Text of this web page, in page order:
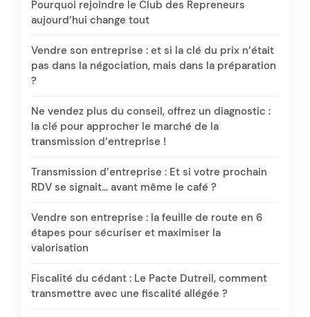
Pourquoi rejoindre le Club des Repreneurs
aujourd’hui change tout
Vendre son entreprise : et si la clé du prix n’était
pas dans la négociation, mais dans la préparation
?
Ne vendez plus du conseil, offrez un diagnostic :
la clé pour approcher le marché de la
transmission d’entreprise !
Transmission d’entreprise : Et si votre prochain
RDV se signait… avant même le café ?
Vendre son entreprise : la feuille de route en 6
étapes pour sécuriser et maximiser la
valorisation
Fiscalité du cédant : Le Pacte Dutreil, comment
transmettre avec une fiscalité allégée ?